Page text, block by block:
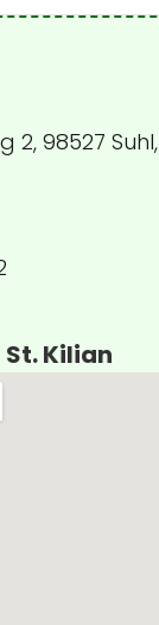
2, 98527 Suhl,
Kilian